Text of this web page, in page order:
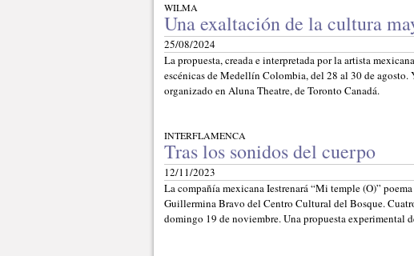
WILMA
Una exaltación de la cultura
25/08/2024
La propuesta, creada e interpretada por la artista
escénicas de Medellín Colombia, del 28 al 30 de
organizado en Aluna Theatre, de Toronto Canadá.
INTERFLAMENCA
Tras los sonidos del cuerpo
12/11/2023
La compañía mexicana Iestrenará “Mi temple (O)”
Guillermina Bravo del Centro Cultural del Bosque.
domingo 19 de noviembre. Una propuesta experimental